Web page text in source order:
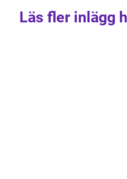
Läs fler inlägg